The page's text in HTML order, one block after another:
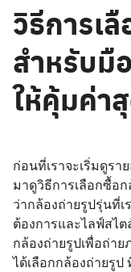
วิธีการเ
สำหรับมื
ให้คุ้มค่า
ก่อนที่เราจะเริ่มดูรา
มาดูวิธีการเลือกซื้อ
ว่ากล้องถ่ายรูปรุ่นที่
ต้องการและไลฟ์สไต
กล้องถ่ายรูปเพื่อถ่า
ได้เลือกกล้องถ่ายรู